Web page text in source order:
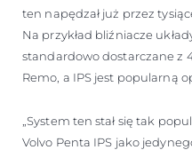
ten napędzał już przez
Na przykład bliźniacze
standardowo dostarczane z
Remo, a IPS jest popularną
„System ten stał się tak
Volvo Penta IPS jako